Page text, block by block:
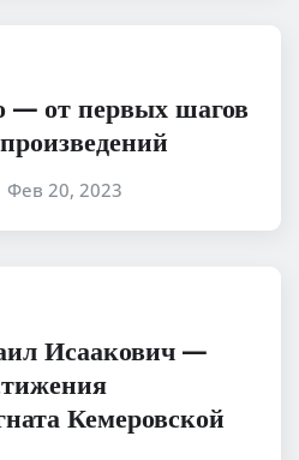
— от первых шагов
Фев 20, 2023
Исаакович —
Кемеровской